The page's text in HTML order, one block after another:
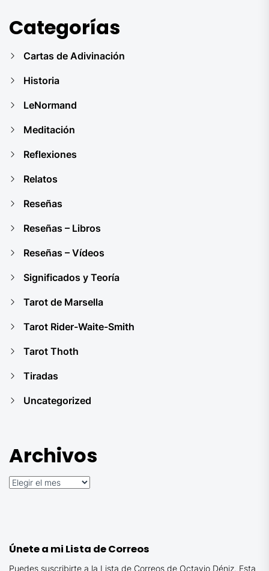
Categorías
Cartas de Adivinación
Historia
LeNormand
Meditación
Reflexiones
Relatos
Reseñas
Reseñas – Libros
Reseñas – Vídeos
Significados y Teoría
Tarot de Marsella
Tarot Rider-Waite-Smith
Tarot Thoth
Tiradas
Uncategorized
Archivos
Archivos
Únete a mi Lista de Correos
Puedes suscribirte a la Lista de Correos de Octavio Déniz. Esta